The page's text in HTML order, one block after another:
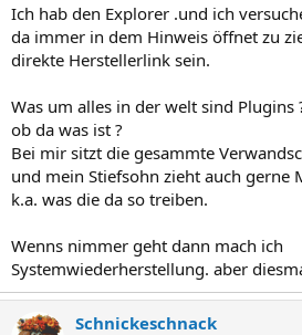
Ich hab den Explorer .und ich
da immer in dem Hinweis öffnet zu
direkte Herstellerlink sein.
Was um alles in der welt sind Plugins
ob da was ist ?
Bei mir sitzt die gesammte
und mein Stiefsohn zieht auch gerne
k.a. was die da so treiben.
Wenns nimmer geht dann mach ich
Systemwiederherstellung. aber
Schnickeschnack